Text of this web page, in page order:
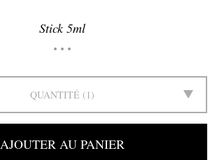
Stick 5ml
QUANTITÉ 1
AJOUTER AU PANIER